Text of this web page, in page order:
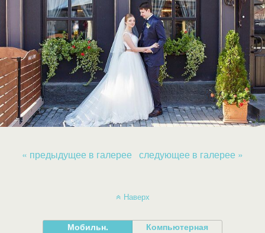
« предыдущее в галерее следующее в галерее »
Наверх
Мобильн. Компьютерная